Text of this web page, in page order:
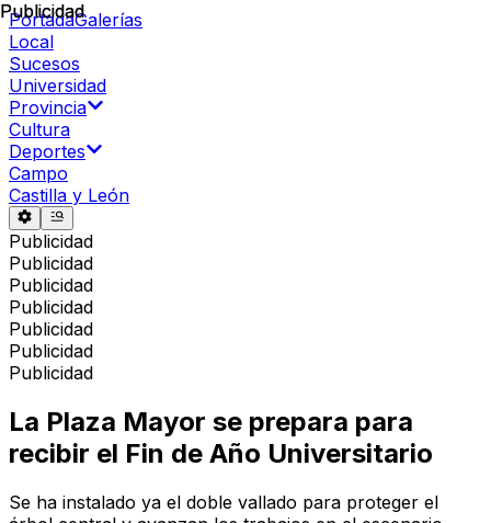
PortadaGalerías
Local
Sucesos
Universidad
Provincia
Cultura
Deportes
Campo
Castilla y León
Publicidad
Publicidad
Publicidad
Publicidad
Publicidad
Publicidad
Publicidad
Publicidad
La Plaza Mayor se prepara para
recibir el Fin de Año Universitario
Se ha instalado ya el doble vallado para proteger el
Publicidad